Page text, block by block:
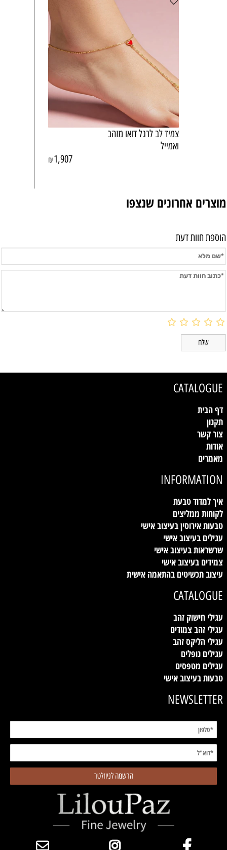
צמיד לב לרגל דואו מזהב
ואמייל
₪1,907
מוצרים אחרונים שנצפו
הוספת חוות דעת
CATALOGUE
דף הבית
תקנון
צור קשר
אודות
מאמרים
INFORMATION
איך למדוד טבעת
לקוחות ממליצים
טבעות אירוסין בעיצוב אישי
עגילים בעיצוב אישי
שרשראות בעיצוב אישי
צמידים בעיצוב אישי
עיצוב תכשיטים בהתאמה אישית
CATALOGUE
עגילי חישוק זהב
עגילי זהב צמודים
עגילי הליקס זהב
עגילים נופלים
עגילים מטפסים
טבעות בעיצוב אישי
NEWSLETTER